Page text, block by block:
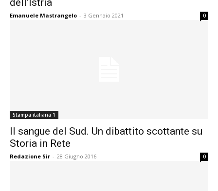
dell’Istria
Emanuele Mastrangelo - 3 Gennaio 2021 0
Stampa italiana 1
Il sangue del Sud. Un dibattito scottante su
Storia in Rete
Redazione Sir - 28 Giugno 2016 0